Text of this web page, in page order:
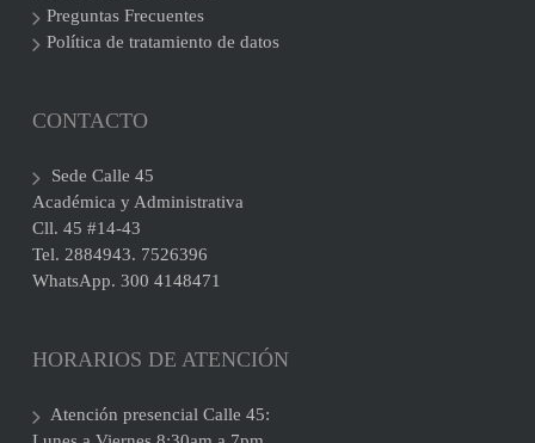
Preguntas Frecuentes
Política de tratamiento de datos
CONTACTO
Sede Calle 45
Académica y Administrativa
Cll. 45 #14-43
Tel. 2884943. 7526396
WhatsApp. 300 4148471
HORARIOS DE ATENCIÓN
Atención presencial Calle 45: